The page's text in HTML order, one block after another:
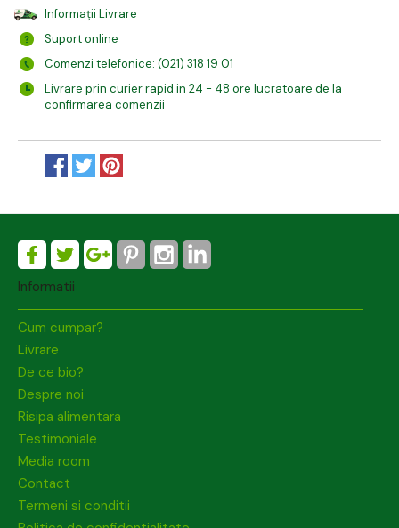
Informații Livrare
Suport online
Comenzi telefonice: (021) 318 19 01
Livrare prin curier rapid in 24 - 48 ore lucratoare de la
confirmarea comenzii
Informatii
Cum cumpar?
Livrare
De ce bio?
Despre noi
Risipa alimentara
Testimoniale
Media room
Contact
Termeni si conditii